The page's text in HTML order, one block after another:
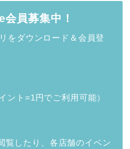
員募集中！
をダウンロード＆会員登
ント=1円でご利用可能）
覧したり、各店舗のイベン